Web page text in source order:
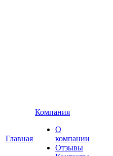
Главная
Компания
О
компании
Отзывы